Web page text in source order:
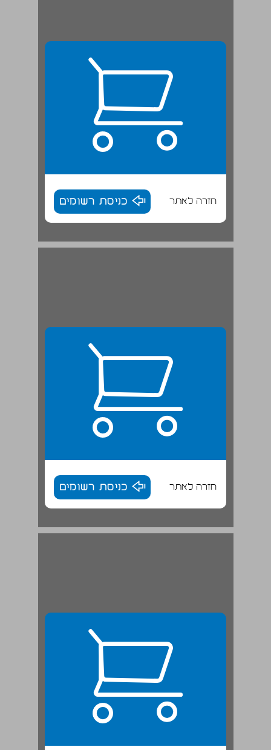
חזרה לאתר כניסת רשומים
חזרה לאתר כניסת רשומים